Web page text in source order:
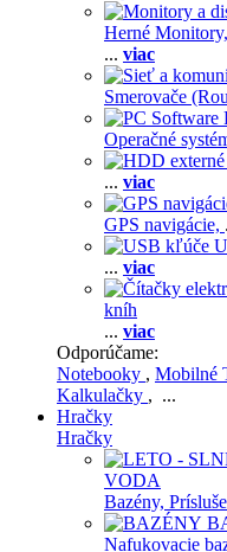
Herné Monitory,
... viac
Smerovače
Operačné
... viac
GPS navigácie,
... viac
kníh
... viac
Odporúčame:
Notebooky , Mobilné
Kalkulačky , ...
Hračky
Hračky
VODA
Bazény,
Nafukovacie